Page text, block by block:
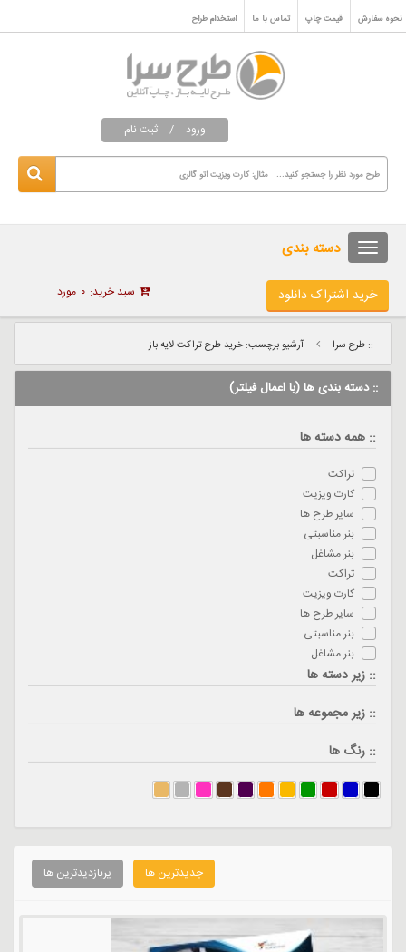
نحوه سفارش قیمت چاپ تماس با ما استخدام طراح
ورود / ثبت نام
دسته بندی
خرید اشتراک دانلود سبد خرید: ۰ مورد
:: طرح سرا آرشیو برچسب: خرید طرح تراکت لایه باز
:: دسته بندی ها (با اعمال فیلتر)
:: همه دسته ها
تراکت
کارت ویزیت
سایر طرح ها
بنر مناسبتی
بنر مشاغل
تراکت
کارت ویزیت
سایر طرح ها
بنر مناسبتی
بنر مشاغل
:: زیر دسته ها
:: زیر مجموعه ها
:: رنگ ها
جدیدترین ها پربازدیدترین ها